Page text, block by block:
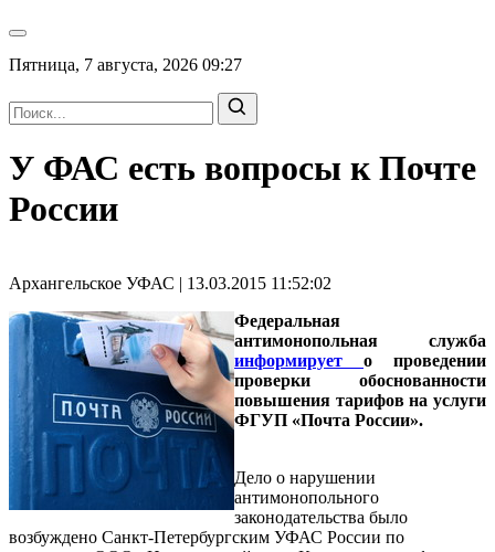
Пятница, 7 августа, 2026 09:27
У ФАС есть вопросы к Почте
России
Архангельское УФАС | 13.03.2015 11:52:02
Федеральная
антимонопольная служба
информирует о проведении
проверки обоснованности
повышения тарифов на услуги
ФГУП «Почта России».
Дело о нарушении
антимонопольного
законодательства было
возбуждено Санкт-Петербургским УФАС России по